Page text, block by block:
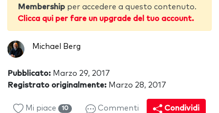
Membership per accedere a questo contenuto.
Clicca qui per fare un upgrade del tuo account.
Michael Berg
Pubblicato: Marzo 29, 2017
Registrato originalmente: Marzo 28, 2017
Mi piace 10 Commenti Condividi